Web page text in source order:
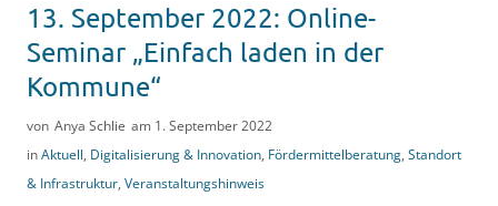
13. September 2022: Online-
Seminar „Einfach laden in der
Kommune“
von Anya Schlie am 1. September 2022
inAktuell, Digitalisierung & Innovation, Fördermittelberatung, Standort
& Infrastruktur, Veranstaltungshinweis